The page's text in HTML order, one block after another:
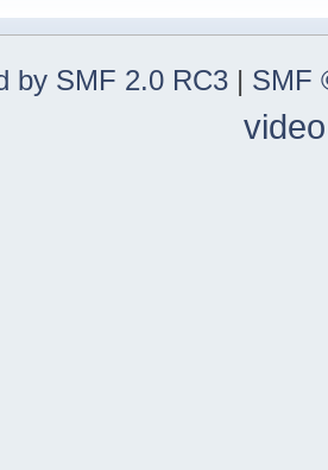
by SMF 2.0 RC3 | SMF